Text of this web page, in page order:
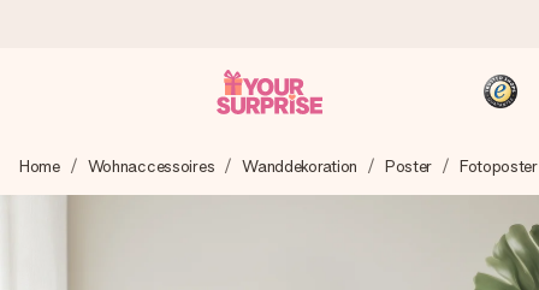
Wir bereiten dein Geschenk sorgfältig vor und schicken es
blitzschnell – damit du es genau zum richtigen Zeitpunkt
Home Wohnaccessoires Wanddekoration Poster Fotoposter